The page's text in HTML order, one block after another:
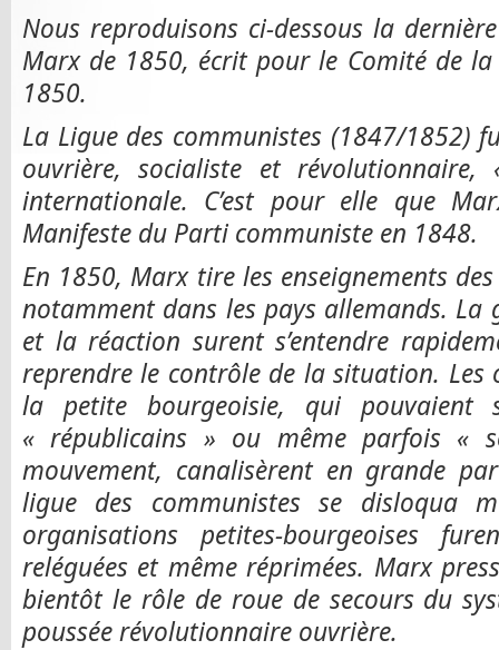
Nous reproduisons ci-dessous la
Marx de 1850, écrit pour le Comité de
1850.
La Ligue des communistes (1847/1852)
ouvrière, socialiste et
internationale. C’est pour elle que
Manifeste du Parti communiste en 1848.
En 1850, Marx tire les enseignements
notamment dans les pays allemands. La
et la réaction surent s’entendre
reprendre le contrôle de la situation.
la petite bourgeoisie, qui pouvaient
« républicains » ou même parfois «
mouvement, canalisèrent en grande
ligue des communistes se disloqua
organisations petites-bourgeoises
reléguées et même réprimées. Marx
bientôt le rôle de roue de secours du
poussée révolutionnaire ouvrière.